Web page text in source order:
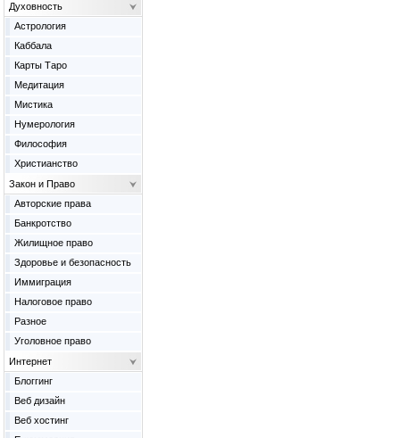
Духовность
Астрология
Каббала
Карты Таро
Медитация
Мистика
Нумерология
Философия
Христианство
Закон и Право
Авторские права
Банкротство
Жилищное право
Здоровье и безопасность
Иммиграция
Налоговое право
Разное
Уголовное право
Интернет
Блоггинг
Веб дизайн
Веб хостинг